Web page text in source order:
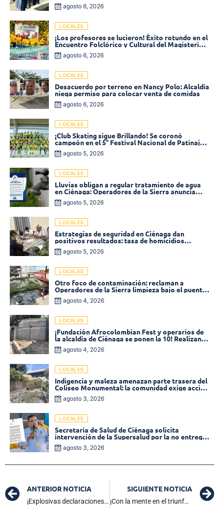
agosto 6, 2026
LOCALES
¡Los profesores se lucieron! Éxito rotundo en el
Encuentro Folclórico y Cultural del Magisterio
2026 en Ciénaga
agosto 6, 2026
LOCALES
Desacuerdo por terreno en Nancy Polo: Alcaldía
niega permiso para colocar venta de comidas
agosto 6, 2026
LOCALES
¡Club Skating sigue Brillando! Se coronó
campeón en el 5° Festival Nacional de Patinaje
«Soledad sobre Ruedas»
agosto 5, 2026
LOCALES
Lluvias obligan a regular tratamiento de agua
en Ciénaga: Operadores de la Sierra anuncia
baja presión en varios sectores
agosto 5, 2026
LOCALES
Estrategias de seguridad en Ciénaga dan
positivos resultados: tasa de homicidios
disminuyó un 58% en 2026
agosto 5, 2026
LOCALES
Otro foco de contaminación: reclaman a
Operadores de la Sierra limpieza bajo el puente
de la calle 19 con carrera 11
agosto 4, 2026
LOCALES
¡Fundación Afrocolombian Fest y operarios de
la alcaldía de Ciénaga se ponen la 10! Realizan
limpieza de la parte posterior del Coliseo
Monumental
agosto 4, 2026
LOCALES
Indigencia y maleza amenazan parte trasera del
Coliseo Monumental: la comunidad exige acción
inmediata!
agosto 3, 2026
LOCALES
Secretaría de Salud de Ciénaga solicita
intervención de la Supersalud por la no entrega
de medicamentos en las EPS
agosto 3, 2026
ANTERIOR NOTICIA
¡Explosivas declaraciones! Ingrid Aguirre revive denuncia por acoso sexual y corrupción contra presidente del CNE
SIGUIENTE NOTICIA
¡Con la mente en el triunfo! Colombia lista para enfrentar a Chile